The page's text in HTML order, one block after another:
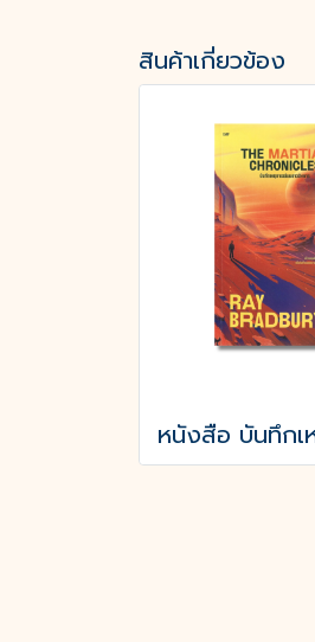
สินค้าเกี่ยวข้อง